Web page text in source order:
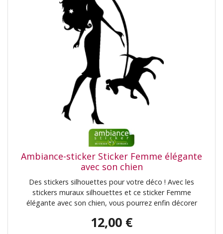
Ambiance-sticker Sticker Femme élégante
avec son chien
Des stickers silhouettes pour votre déco ! Avec les
stickers muraux silhouettes et ce sticker Femme
élégante avec son chien, vous pourrez enfin décorer
avec toute la famile ! Faites que votre salon soit sur les
12,00 €